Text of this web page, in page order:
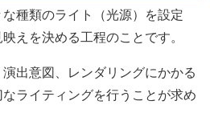
種類のライト（光源）を設定
えを決める工程のことです。
出意図、レンダリングにかかる
ライティングを行うことが求め